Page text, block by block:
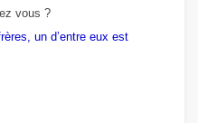
vous ?
un d’entre eux est